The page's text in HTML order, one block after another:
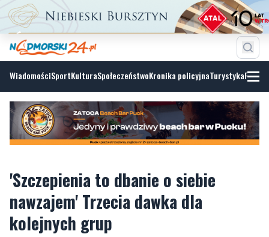
WiadomościSportKulturaSpołeczeństwoKronika policyjnaTurystyka
'Szczepienia to dbanie o siebie
kolejnych grup
środa, 22 września 2021, 13:30